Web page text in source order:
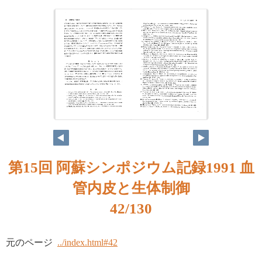
第15回 阿蘇シンポジウム記録1991 血
管内皮と生体制御
42/130
元のページ ../index.html#42